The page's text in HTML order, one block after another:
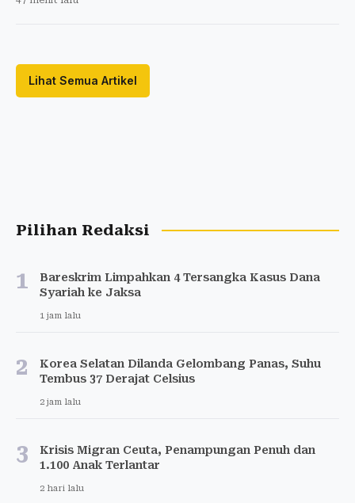
Lihat Semua Artikel
Pilihan Redaksi
1
Bareskrim Limpahkan 4 Tersangka Kasus Dana
Syariah ke Jaksa
1 jam lalu
2
Korea Selatan Dilanda Gelombang Panas, Suhu
Tembus 37 Derajat Celsius
2 jam lalu
3
Krisis Migran Ceuta, Penampungan Penuh dan
1.100 Anak Terlantar
2 hari lalu